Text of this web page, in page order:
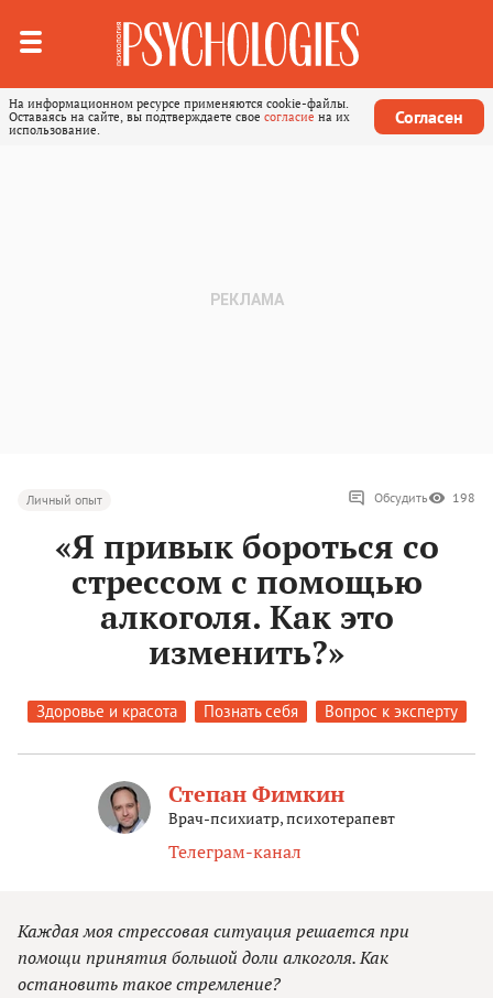
На информационном ресурсе применяются cookie-файлы.
Оставаясь на сайте, вы подтверждаете свое согласие на их
использование.
Согласен
Личный опыт Обсудить 198
«Я привык бороться со
стрессом с помощью
алкоголя. Как это
изменить?»
Здоровье и красота Познать себя Вопрос к эксперту
Степан Фимкин
Врач-психиатр, психотерапевт
Телеграм-канал
Каждая моя стрессовая ситуация решается при
помощи принятия большой доли алкоголя. Как
остановить такое стремление?